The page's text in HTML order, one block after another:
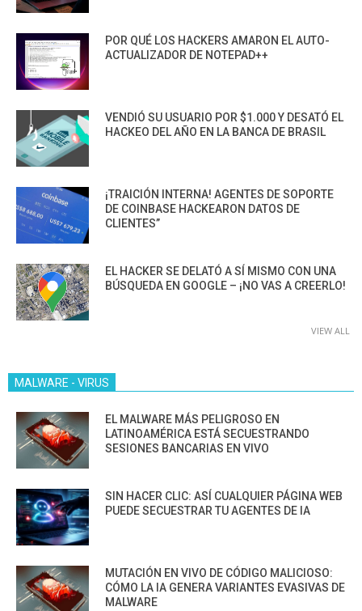
POR QUÉ LOS HACKERS AMARON EL AUTO-
ACTUALIZADOR DE NOTEPAD++
VENDIÓ SU USUARIO POR $1.000 Y DESATÓ EL
HACKEO DEL AÑO EN LA BANCA DE BRASIL
¡TRAICIÓN INTERNA! AGENTES DE SOPORTE
DE COINBASE HACKEARON DATOS DE
CLIENTES”
EL HACKER SE DELATÓ A SÍ MISMO CON UNA
BÚSQUEDA EN GOOGLE – ¡NO VAS A CREERLO!
VIEW ALL
MALWARE - VIRUS
EL MALWARE MÁS PELIGROSO EN
LATINOAMÉRICA ESTÁ SECUESTRANDO
SESIONES BANCARIAS EN VIVO
SIN HACER CLIC: ASÍ CUALQUIER PÁGINA WEB
PUEDE SECUESTRAR TU AGENTES DE IA
MUTACIÓN EN VIVO DE CÓDIGO MALICIOSO:
CÓMO LA IA GENERA VARIANTES EVASIVAS DE
MALWARE